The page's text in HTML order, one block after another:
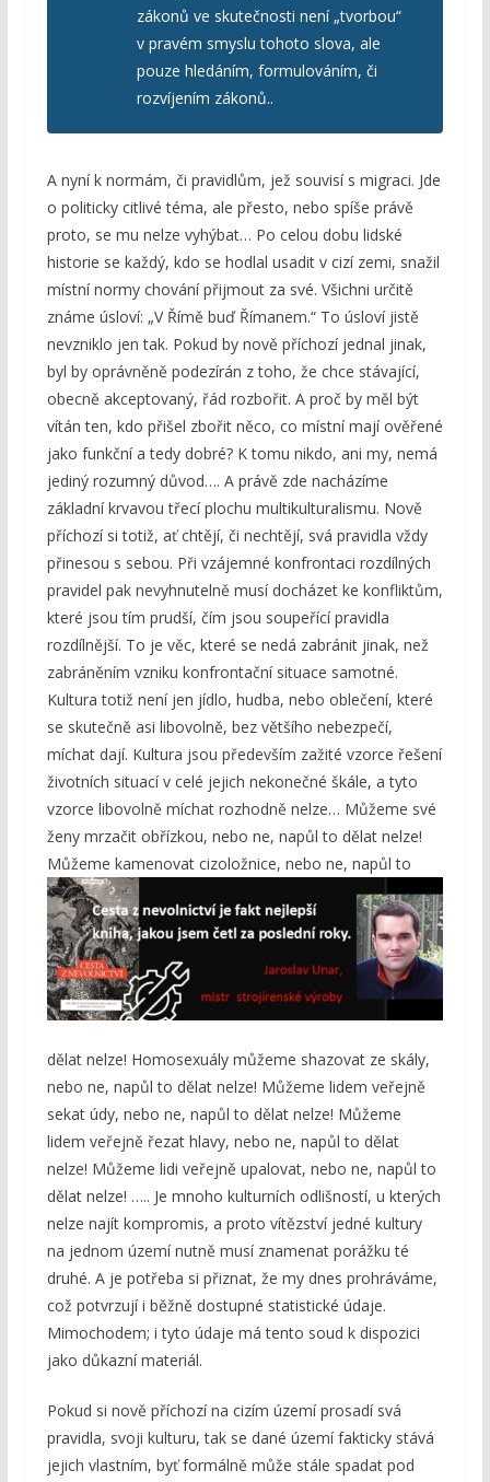
zákonů ve skutečnosti není „tvorbou“
v pravém smyslu tohoto slova, ale
pouze hledáním, formulováním, či
rozvíjením zákonů..
A nyní k normám, či pravidlům, jež souvisí s migraci. Jde
o politicky citlivé téma, ale přesto, nebo spíše právě
proto, se mu nelze vyhýbat… Po celou dobu lidské
historie se každý, kdo se hodlal usadit v cizí zemi, snažil
místní normy chování přijmout za své. Všichni určitě
známe úsloví: „V Římě buď Římanem.“ To úsloví jistě
nevzniklo jen tak. Pokud by nově příchozí jednal jinak,
byl by oprávněně podezírán z toho, že chce stávající,
obecně akceptovaný, řád rozbořit. A proč by měl být
vítán ten, kdo přišel zbořit něco, co místní mají ověřené
jako funkční a tedy dobré? K tomu nikdo, ani my, nemá
jediný rozumný důvod…. A právě zde nacházíme
základní krvavou třecí plochu multikulturalismu. Nově
příchozí si totiž, ať chtějí, či nechtějí, svá pravidla vždy
přinesou s sebou. Při vzájemné konfrontaci rozdílných
pravidel pak nevyhnutelně musí docházet ke konfliktům,
které jsou tím prudší, čím jsou soupeřící pravidla
rozdílnější. To je věc, které se nedá zabránit jinak, než
zabráněním vzniku konfrontační situace samotné.
Kultura totiž není jen jídlo, hudba, nebo oblečení, které
se skutečně asi libovolně, bez většího nebezpečí,
míchat dají. Kultura jsou především zažité vzorce řešení
životních situací v celé jejich nekonečné škále, a tyto
vzorce libovolně míchat rozhodně nelze… Můžeme své
ženy mrzačit obřízkou, nebo ne, napůl to dělat nelze!
Můžeme kamenovat cizoložnice, nebo ne, napůl to
dělat nelze! Homosexuály můžeme shazovat ze skály,
nebo ne, napůl to dělat nelze! Můžeme lidem veřejně
sekat údy, nebo ne, napůl to dělat nelze! Můžeme
lidem veřejně řezat hlavy, nebo ne, napůl to dělat
nelze! Můžeme lidi veřejně upalovat, nebo ne, napůl to
dělat nelze! ….. Je mnoho kulturních odlišností, u kterých
nelze najít kompromis, a proto vítězství jedné kultury
na jednom území nutně musí znamenat porážku té
druhé. A je potřeba si přiznat, že my dnes prohráváme,
což potvrzují i běžně dostupné statistické údaje.
Mimochodem; i tyto údaje má tento soud k dispozici
jako důkazní materiál.
Pokud si nově příchozí na cizím území prosadí svá
pravidla, svoji kulturu, tak se dané území fakticky stává
jejich vlastním, byť formálně může stále spadat pod